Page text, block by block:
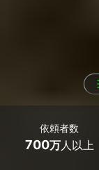
依頼者数
700万人以上